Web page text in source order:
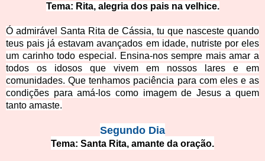
Tema: Rita, alegria dos pais na velhice.
Ó admirável Santa Rita de Cássia, tu que nasceste quando
teus pais já estavam avançados em idade, nutriste por eles
um carinho todo especial. Ensina-nos sempre mais amar a
todos os idosos que vivem em nossos lares e em
comunidades. Que tenhamos paciência para com eles e as
condições para amá-los como imagem de Jesus a quem
tanto amaste.
Segundo Dia
Tema: Santa Rita, amante da oração.